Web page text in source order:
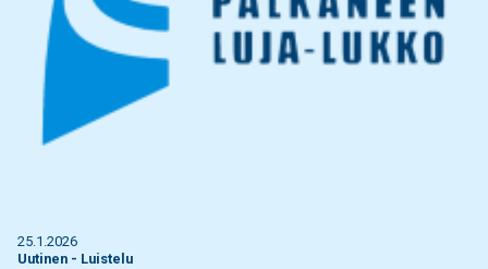
25.1.2026
Uutinen - Luistelu